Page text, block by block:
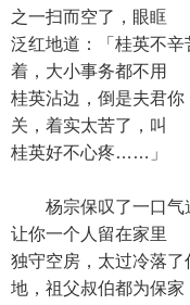
之一扫而空了，眼眶
泛红地道：「桂英不
着，大小事务都不用
桂英沾边，倒是夫君
关，着实太苦了，叫
桂英好不心疼……」
杨宗保叹了一口气道
让你一个人留在家里
独守空房，太过冷落
地，祖父叔伯都为保家